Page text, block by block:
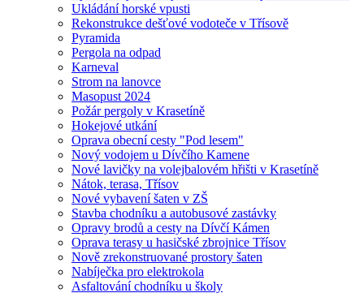
Ukládání horské vpusti
Rekonstrukce dešťové vodoteče v Třísově
Pyramida
Pergola na odpad
Karneval
Strom na lanovce
Masopust 2024
Požár pergoly v Krasetíně
Hokejové utkání
Oprava obecní cesty "Pod lesem"
Nový vodojem u Dívčího Kamene
Nové lavičky na volejbalovém hřišti v Krasetíně
Nátok, terasa, Třísov
Nové vybavení šaten v ZŠ
Stavba chodníku a autobusové zastávky
Opravy brodů a cesty na Dívčí Kámen
Oprava terasy u hasičské zbrojnice Třísov
Nově zrekonstruované prostory šaten
Nabíječka pro elektrokola
Asfaltování chodníku u školy